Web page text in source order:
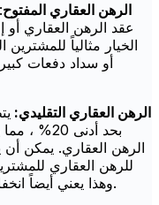
الرهن العقاري المفتوح
عقد الرهن العقاري أو
الخيار مثالياً
أو سداد دفعات
الرهن العقاري التقليدي:
بحد أدنى
الرهن العقاري. يمكن أن
للرهن العقاري
وهذا يعني أيضاً انخفاض المدفوعات الشهرية وتكاليف الفوائد.